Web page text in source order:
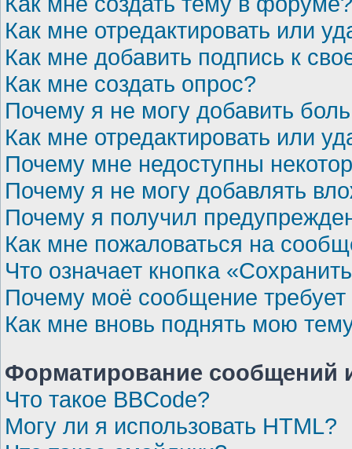
Как мне отредактировать или
Как мне добавить подпись к
Как мне создать опрос?
Почему я не могу добавить
Как мне отредактировать или
Почему мне недоступны
Почему я не могу добавлять
Почему я получил
Как мне пожаловаться на
Что означает кнопка
Почему моё сообщение
Как мне вновь поднять мою
Форматирование сообщений
Что такое BBCode?
Могу ли я использовать HTML?